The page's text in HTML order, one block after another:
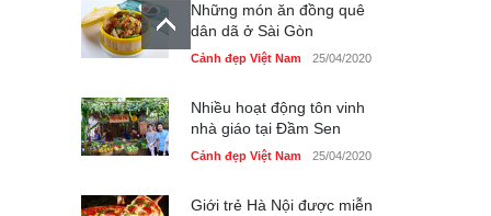
Những món ăn đồng quê
dân dã ở Sài Gòn
Cảnh đẹp Việt Nam 25/04/2020
Nhiều hoạt động tôn vinh
nhà giáo tại Đầm Sen
Cảnh đẹp Việt Nam 25/04/2020
Giới trẻ Hà Nội được miễn